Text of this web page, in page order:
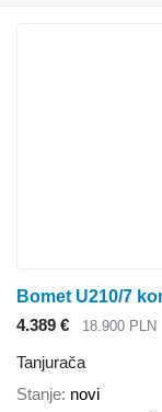
Bomet U210/7
4.389 €
18.900 PLN
Tanjurača
Stanje novi